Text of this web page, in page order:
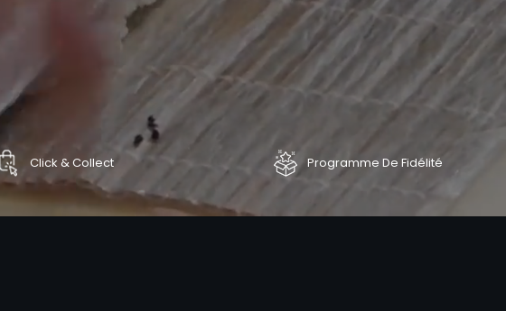
Click & Collect Programme De Fidélité
COMMANDER